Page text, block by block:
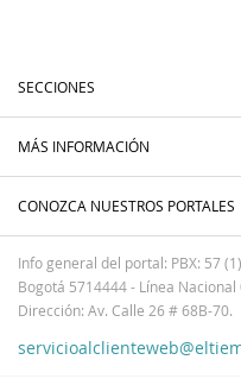
SECCIONES
MÁS INFORMACIÓN
CONOZCA NUESTROS PORTALES
Info general del portal: PBX: 57
Bogotá 5714444 - Línea Nacional
Dirección: Av. Calle 26 # 68B-70.